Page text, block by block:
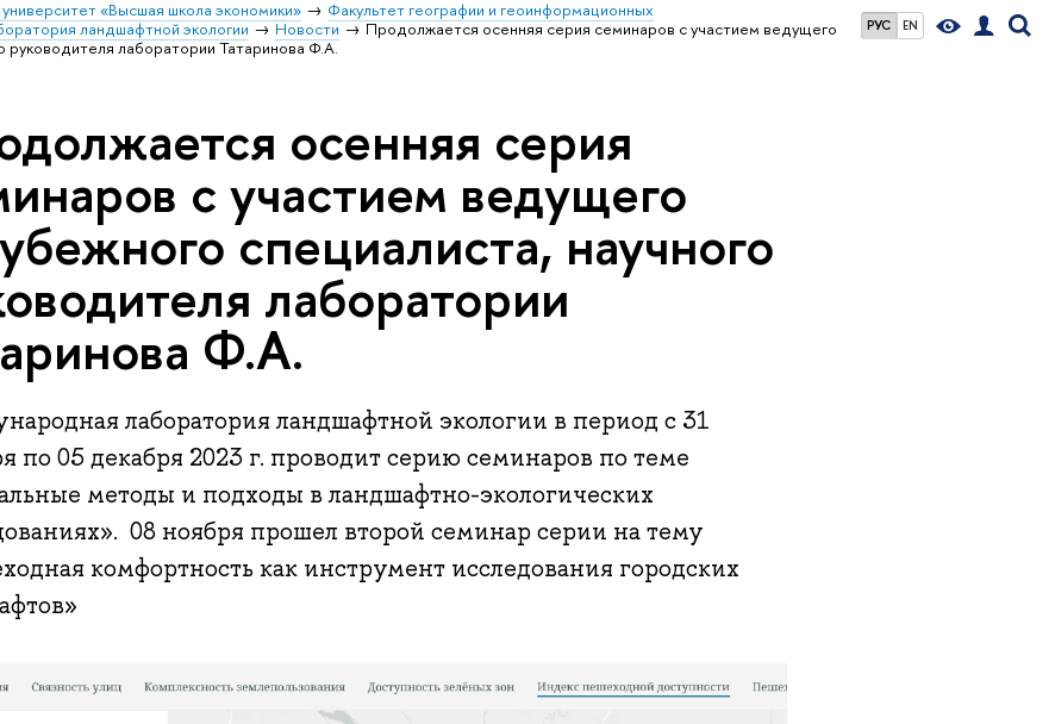
РУС EN
«Высшая школа экономики»
Факультет географии и геоинформационных
ландшафтной экологии Новости
Продолжается осенняя серия семинаров с участием ведущего
руководителя лаборатории Татаринова Ф.А.
осенняя серия
с участием ведущего
специалиста, научного
лаборатории
Ф.А.
лаборатория ландшафтной экологии в период с 31
по 05 декабря 2023 г. проводит серию семинаров по теме
методы и подходы в ландшафтно-экологических
08 ноября прошел второй семинар серии на тему
комфортность как инструмент исследования городских